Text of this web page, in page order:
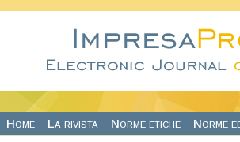
Home La rivista Norme etiche Norme